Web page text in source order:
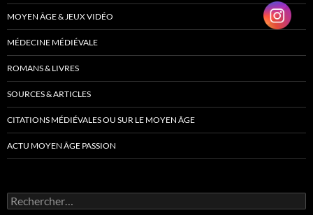
MOYEN ÂGE & JEUX VIDÉO
MÉDECINE MÉDIÉVALE
ROMANS & LIVRES
SOURCES & ARTICLES
CITATIONS MÉDIÉVALES OU SUR LE MOYEN ÂGE
ACTU MOYEN ÂGE PASSION
Rechercher :